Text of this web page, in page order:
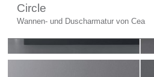
Circle
Wannen- und Duscharmatur von Cea